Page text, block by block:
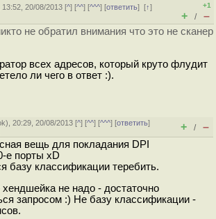
13:52, 20/08/2013 [^] [^^] [^^^] [ответить][↑]
+1
+ / –
не обратил внимания что это не сканер
всех адресов, который круто флудит
ли чего в ответ :).
), 20:29, 20/08/2013 [^] [^^] [^^^] [ответить]
+ / –
вещь для покладания DPI
е порты xD
базу классификации теребить.
не надо - достаточно
запросом :) Не базу классификации -